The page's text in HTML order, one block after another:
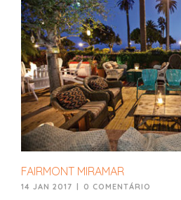
FAIRMONT MIRAMAR
14 JAN 2017 0 COMENTÁRIO